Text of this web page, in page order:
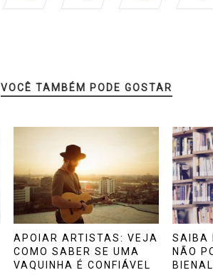
VOCÊ TAMBÉM PODE GOSTAR
APOIAR ARTISTAS: VEJA
COMO SABER SE UMA
VAQUINHA É CONFIÁVEL
SAIBA
NÃO